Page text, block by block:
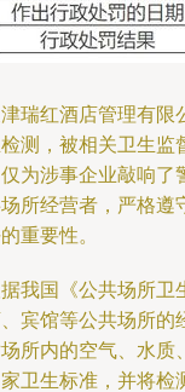
瑞红酒店管理有限
测，被相关卫生监
为涉事企业敲响了
所经营者，严格遵
重要性。
我国《公共场所卫
宾馆等公共场所的
所内的空气、水质
卫生标准，并将检